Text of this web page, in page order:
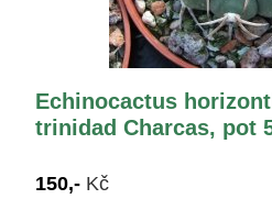
Echinocactus
trinidad Charcas, pot
150,- Kč